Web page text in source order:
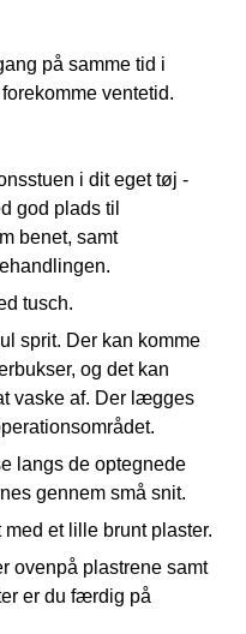
på samme tid i
ventetid.
i dit eget tøj -
god plads til
benet, samt
tusch.
sprit. Der kan komme
og det kan
vaske af. Der lægges
langs de optegnede
gennem små snit.
et lille brunt plaster.
ovenpå plastrene samt
er du færdig på